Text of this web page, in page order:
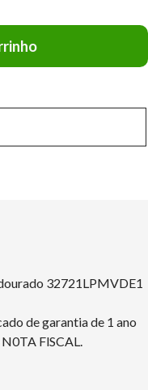
32721LPMVDE1
de garantia de 1 ano
FlSCAL.